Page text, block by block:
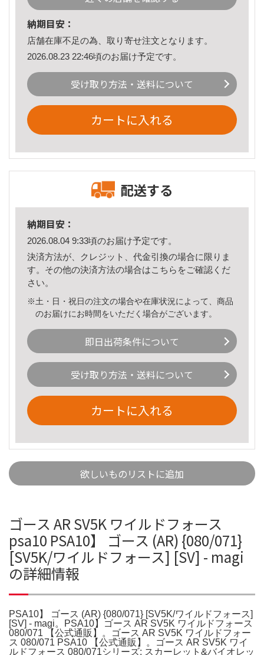
納期目安：
店舗在庫不足の為、取り寄せ注文となります。
2026.08.23 22:46頃のお届け予定です。
受け取り方法・送料について
カートに入れる
配送する
納期目安：
2026.08.04 9:33頃のお届け予定です。
決済方法が、クレジット、代金引換の場合に限りま
す。その他の決済方法の場合はこちら をご確認くだ
さい。
※土・日・祝日の注文の場合や在庫状況によって、商品
のお届けにお時間をいただく場合がございます。
即日出荷条件について
受け取り方法・送料について
カートに入れる
欲しいものリストに追加
ゴース AR SV5K ワイルドフォース
psa10 PSA10】 ゴース (AR) {080/071}
[SV5K/ワイルドフォース] [SV] - magi
の詳細情報
PSA10】 ゴース (AR) {080/071} [SV5K/ワイルドフォース]
[SV] - magi。PSA10】ゴース AR SV5K ワイルドフォース
080/071 【公式通販】。ゴース AR SV5K ワイルドフォー
ス 080/071 PSA10 【公式通販】。ゴース AR SV5K ワイ
ルドフォース 080/071シリーズ: スカーレット&バイオレッ